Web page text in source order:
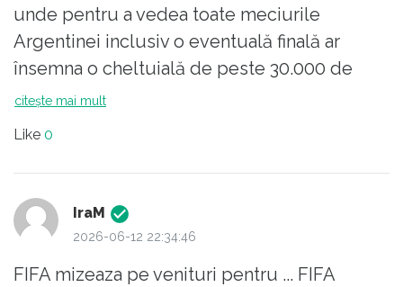
unde pentru a vedea toate meciurile
Argentinei inclusiv o eventuală finală ar
însemna o cheltuială de peste 30.000 de
dolari. Cupa mondială nu mai este pentru
citește mai mult
Like 0
IraM
2026-06-12 22:34:46
FIFA mizeaza pe venituri pentru ... FIFA